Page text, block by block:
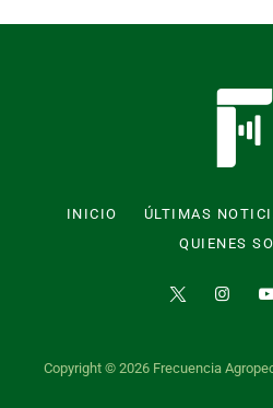
INICIO ÚLTIMAS
QUIENES
Copyright © 2026 Frecuencia